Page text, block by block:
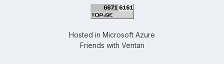
Hosted in Microsoft Azure
Friends with Ventari